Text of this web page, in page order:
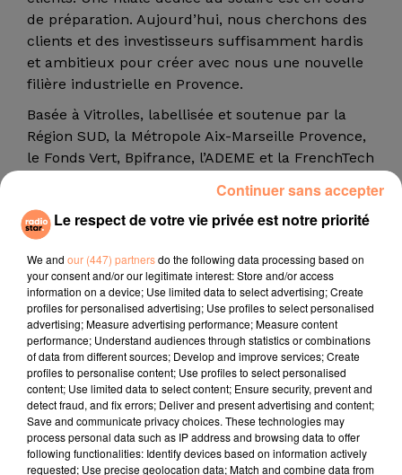
de préparation. Aujourd’hui, nous cherchons des
clients et des investisseurs suffisamment hardis
et ambitieux pour créer avec nous une nouvelle
filière industrielle en Provence.
Basée à Vitrolles, labellisée et soutenue par la
Région SUD, la Métropole Aix-Marseille Provence,
le Fonds Vert, Bpifrance, l’ADEME et la FrenchTech
TechnoCarbon.Tech.
Au micro de Gilbert Bourguignon.
Techno Carbon :
https://www.linkedin.com/company/technocarbon
Stephan Savarese :
https://www.linkedin.com/in/stephansavarese/
Orhiane Savarese :
https://www.linkedin.com/in/orhiane-savarese/
Bruno KOK :https://www.linkedin.com/in/bruno-
kok-59207445/
Vincent De Guio :
Le respect de votre vie privée est notre priorité
We and our (447) partnersdo the following data processing based on
your consent and/or our legitimate interest: Store and/or access
information on a device; Use limited data to select advertising; Create
profiles for personalised advertising; Use profiles to select personalised
advertising; Measure advertising performance; Measure content
performance; Understand audiences through statistics or combinations
of data from different sources; Develop and improve services; Create
profiles to personalise content; Use profiles to select personalised
content; Use limited data to select content; Ensure security, prevent and
detect fraud, and fix errors; Deliver and present advertising and content;
Save and communicate privacy choices. These technologies may
process personal data such as IP address and browsing data to offer
following functionalities: Identify devices based on information actively
requested; Use precise geolocation data; Match and combine data from
Continuer sans accepter